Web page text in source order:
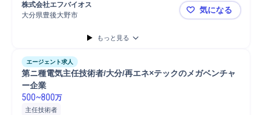
株式会社エフバイオス
大分県豊後大野市
【豊後大野
気になる
もっと見る
エージェント求人
第ニ種電気主任技術者/大分/再エネ×テックのメガベンチャ
ー企業
500~800万
主任技術者